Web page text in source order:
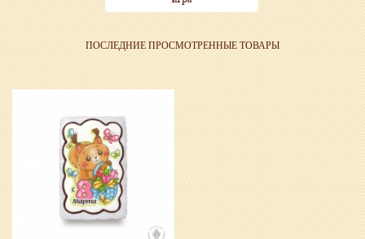
ПОСЛЕДНИЕ ПРОСМОТРЕННЫЕ ТОВАРЫ